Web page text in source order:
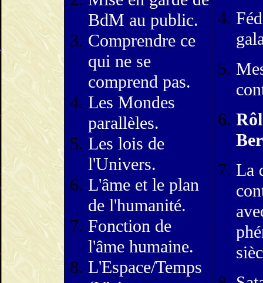
BdM au public.
Comprendre ce
qui ne se
comprend pas.
Les Mondes
parallèles.
Les lois de
l'Univers.
L'âme et le plan
de l'humanité.
Fonction de
l'âme humaine.
L'Espace/Temps
La